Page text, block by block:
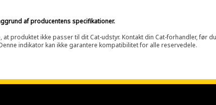
af producentens specifikationer.
produktet ikke passer til dit Cat-udstyr. Kontakt din Cat-forhandler, før
indikator kan ikke garantere kompatibilitet for alle reservedele.